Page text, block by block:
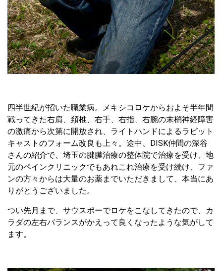
四半世紀が招いた職業病。メキシコロケからおよそ半年間
戦ってきた右肩、頚椎、右手、右指、右腕の末梢神経障害
の激痛から次第に開放され、ライトハンドによるラピット
キャストのフォーム改良も上々。途中、DISK仲間の深谷
さんの紹介で、埼玉の腱膜治療の整体院で治療を受け、地
元のペインクリニックでもあれこれ治療を受け続け、ファ
ンの方々からは大量のお薬までいただきまして、本当にあ
りがとうございました。
つい先月まで、サウスポーでロケをこなしてきたので、カ
ラダの左右バランスがかえって良くなったような気がして
ます。